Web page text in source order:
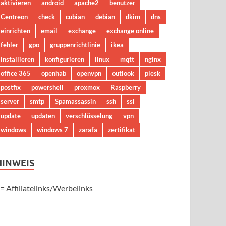
aktivieren android apache2
benutzer
Centreon
check cubian debian dkim
dns
einrichten
email exchange
exchange online
fehler
gpo gruppenrichtlinie
ikea
installieren
konfigurieren linux mqtt
nginx
office 365
openhab openvpn outlook
plesk
postfix
powershell proxmox
Raspberry
server
smtp Spamassassin ssh
ssl
update
updaten verschlüsselung
vpn
windows
windows 7 zarafa zertifikat
Affiliatelinks/Werbelinks